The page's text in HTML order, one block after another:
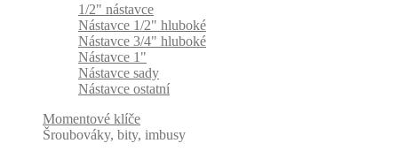
1/2" nástavce
Nástavce 1/2" hluboké
Nástavce 3/4" hluboké
Nástavce 1"
Nástavce sady
Nástavce ostatní
Momentové klíče
Šroubováky, bity, imbusy